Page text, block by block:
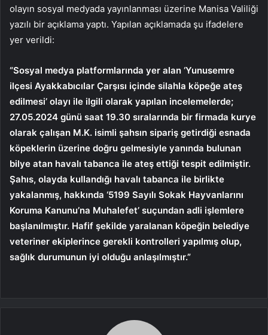
olayın sosyal medyada yayınlanması üzerine Manisa Valiliği
yazılı bir açıklama yaptı. Yapılan açıklamada şu ifadelere
yer verildi:
“Sosyal medya platformlarında yer alan ‘Yunusemre
ilçesi Ayakkabıcılar Çarşısı içinde silahla köpeğe ateş
edilmesi’ olayı ile ilgili olarak yapılan incelemelerde;
27.05.2024 günü saat 19.30 sıralarında bir firmada kurye
olarak çalışan M.K. isimli şahsın sipariş getirdiği esnada
köpeklerin üzerine doğru gelmesiyle yanında bulunan
bilye atan havalı tabanca ile ateş ettiği tespit edilmiştir.
Şahıs, olayda kullandığı havalı tabanca ile birlikte
yakalanmış, hakkında ‘5199 Sayılı Sokak Hayvanlarını
Koruma Kanunu’na Muhalefet’ suçundan adli işlemlere
başlanılmıştır. Hafif şekilde yaralanan köpeğin belediye
veteriner ekiplerince gerekli kontrolleri yapılmış olup,
sağlık durumunun iyi olduğu anlaşılmıştır.”